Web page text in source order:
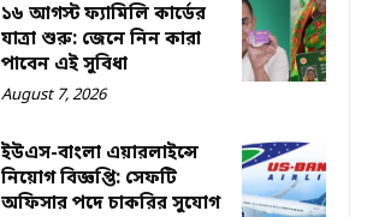
১৬ আগস্ট ফ্যামিলি কার্ডের
যাত্রা শুরু: জেনে নিন কারা
পাবেন এই সুবিধা
August 7, 2026
ইউএস-বাংলা এয়ারলাইন্সে
নিয়োগ বিজ্ঞপ্তি: সেফটি
অফিসার পদে চাকরির সুযোগ